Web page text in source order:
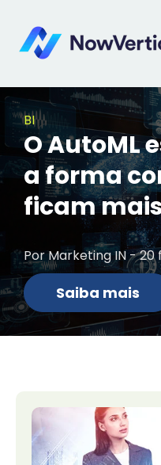
BI
O AutoML
a forma
ficam
Por Marketing IN - 20
Saiba mais